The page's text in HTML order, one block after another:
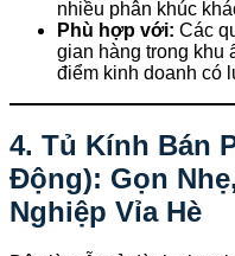
nhiều phân khúc
Phù hợp với: Các
gian hàng trong khu
điểm kinh doanh có
4. Tủ Kính Bán
Động): Gọn
Nghiệp Vỉa Hè